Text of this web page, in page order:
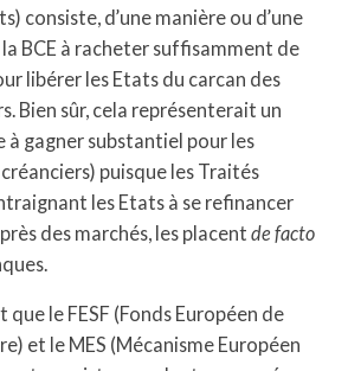
consiste, d’une manière ou d’une
BCE à racheter suffisamment de
libérer les Etats du carcan des
Bien sûr, cela représenterait un
gagner substantiel pour les
puisque les Traités
les Etats à se refinancer
des marchés, les placent de facto
le FESF (Fonds Européen de
et le MES (Mécanisme Européen